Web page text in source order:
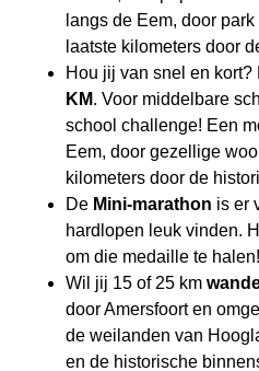
langs de Eem, door
laatste kilometers door
Hou jij van snel en
KM. Voor middelbare
school challenge! Een
Eem, door gezellige
kilometers door de
De Mini-marathon is er
hardlopen leuk vinden.
om die medaille te halen!
Wil jij 15 of 25 km
door Amersfoort en
de weilanden van
en de historische